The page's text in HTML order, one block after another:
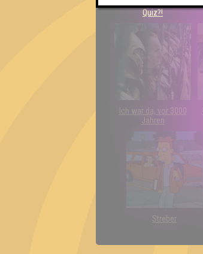
Quiz?!
Ich war da, vor 3000
Jahren
Streber